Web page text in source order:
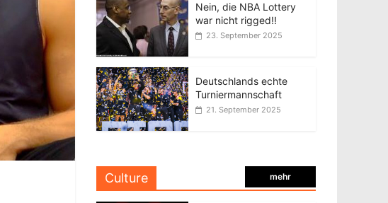
Nein, die NBA Lottery
war nicht rigged!!
23. September 2025
Deutschlands echte
Turniermannschaft
21. September 2025
Culture mehr